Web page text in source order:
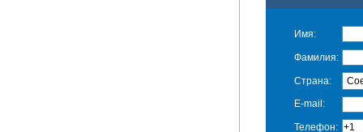
Имя:
Фамилия:
Страна:
E-mail:
Телефон: